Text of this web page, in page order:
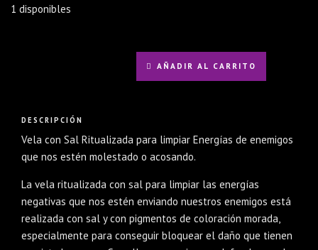
1 disponibles
AÑADIR AL CARRITO
DESCRIPCIÓN
Vela con Sal Ritualizada para limpiar Energías de enemigos
que nos estén molestado o acosando.
La vela ritualizada con sal para limpiar las energías
negativas que nos estén enviando nuestros enemigos está
realizada con sal y con pigmentos de coloración morada,
especialmente para conseguir bloquear el daño que tienen